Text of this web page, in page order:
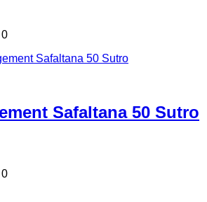
0
Safaltana 50 Sutro
0